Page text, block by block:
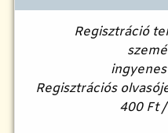
Regisztráció
Regisztrációs
400 Ft